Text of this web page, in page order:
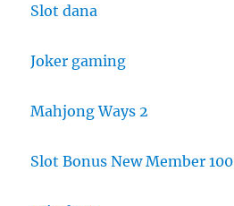
Slot dana
Joker gaming
Mahjong Ways 2
Slot Bonus New Member 100